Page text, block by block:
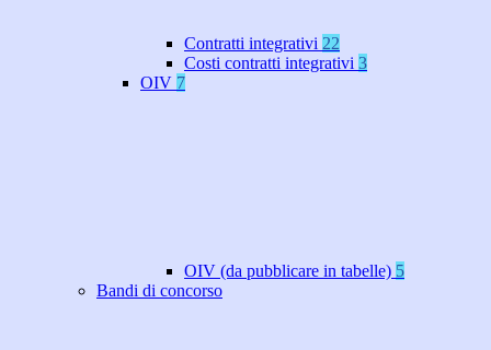
Contratti integrativi 22
Costi contratti integrativi 3
OIV 7
OIV (da pubblicare in tabelle) 5
Bandi di concorso